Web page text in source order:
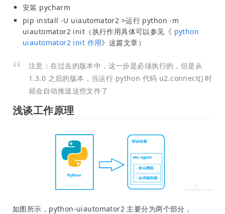
安装 pycharm
pip install -U uiautomator2 >运行 python -m
uiautomator2 init（执行作用具体可以参见《 python
uiautomator2 init 作用》这篇文章）
注意：在过去的版本中，这一步是必须执行的，但是从
1.3.0 之后的版本，当运行 python 代码 u2.connect() 时
就会自动推送这些文件了
浅谈工作原理
如图所示，python-uiautomator2 主要分为两个部分，